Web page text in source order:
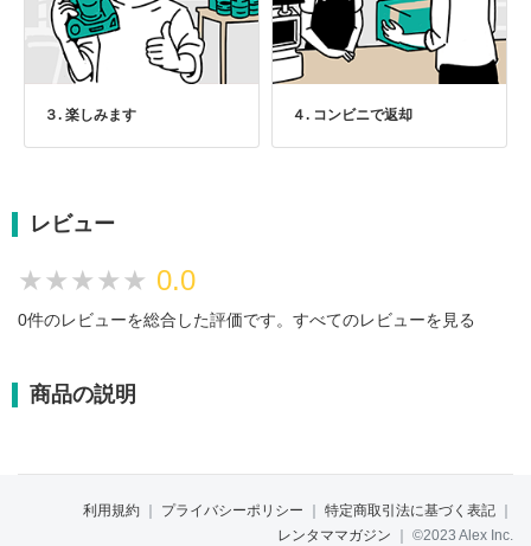
３. 楽しみます ４. コンビニで返却
レビュー
★★★★★
★★★★★ 0.0
0件のレビューを総合した評価です。 すべてのレビューを見る
商品の説明
利用規約 プライバシーポリシー 特定商取引法に基づく表記
レンタママガジン
©2023 Alex Inc.